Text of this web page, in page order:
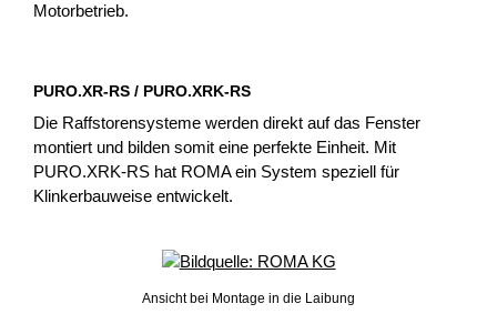
Motorbetrieb.
PURO.XR-RS / PURO.XRK-RS
Die Raffstorensysteme werden direkt auf das Fenster
montiert und bilden somit eine perfekte Einheit. Mit
PURO.XRK-RS hat ROMA ein System speziell für
Klinkerbauweise entwickelt.
Ansicht bei Montage in die Laibung